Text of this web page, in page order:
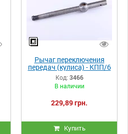
Рычаг переключения
передач (кулиса) - КПП/6
Код: 3466
В наличии
229,89 грн.
Купить